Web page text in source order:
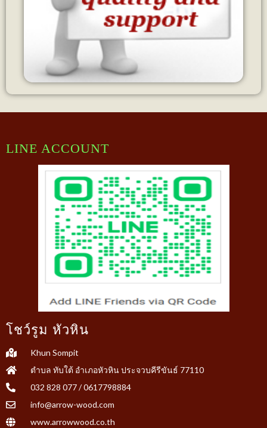
LINE ACCOUNT
โชว์รูม หัวหิน
Khun Sompit
ตำบล ทับใต้ อำเภอหัวหิน ประจวบคีรีขันธ์ 77110
032 828 077 / 0617798884
info@arrow-wood.com
www.arrowwood.co.th